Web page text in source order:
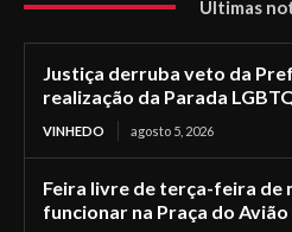
Últimas
Justiça derruba veto da
realização da Parada
VINHEDO agosto 5, 2026
Feira livre de terça-feira de
funcionar na Praça do Avião